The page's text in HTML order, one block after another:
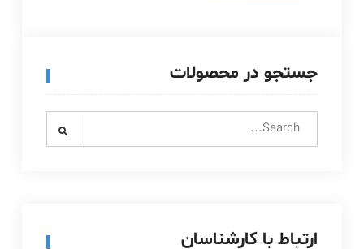
جستجو در محصولات
Search
ارتباط با کارشناسان